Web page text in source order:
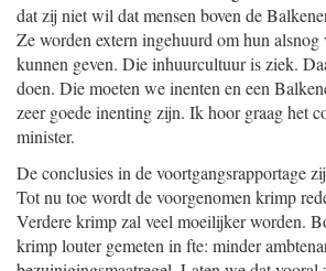
dat zij niet wil dat mensen boven de
Ze worden extern ingehuurd om hun alsnog
kunnen geven. Die inhuurcultuur is ziek.
doen. Die moeten we inenten en een
zeer goede inenting zijn. Ik hoor graag het
minister.
De conclusies in de voortgangsrapportage
Tot nu toe wordt de voorgenomen krimp
Verdere krimp zal veel moeilijker worden.
krimp louter gemeten in fte: minder